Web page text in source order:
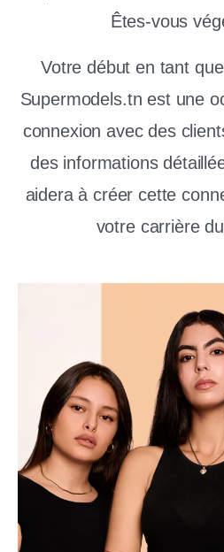
Êtes-vous
Votre début en tant
Supermodels.tn est une
connexion avec des
des informations
aidera à créer cette
votre carrière